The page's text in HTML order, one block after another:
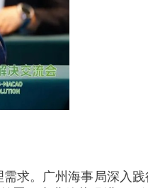
求。广州海事局深入践